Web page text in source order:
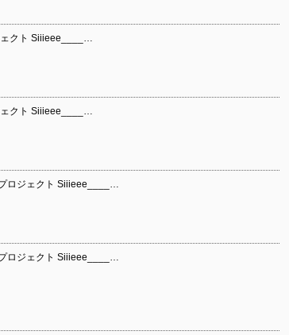
クト Siiieee____…
クト Siiieee____…
ロジェクト Siiieee____…
ロジェクト Siiieee____…